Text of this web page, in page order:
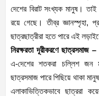
দেশের বিরাট সংখ্যক মানুষ।
রয়ে গেছে। তীব্র জ্ঞানস্পৃহা,
ছাত্রছাত্রীরা হতে পারে এই
নিরক্ষরতা দূরীকরণে ছাত্রসমাজ –
এ-দেশের শতকরা চল্লিশ জন
ছাত্রসমাজ পারে পিছিয়ে থাকা
এলাকাভিত্তিকভাবে ছাত্ররা